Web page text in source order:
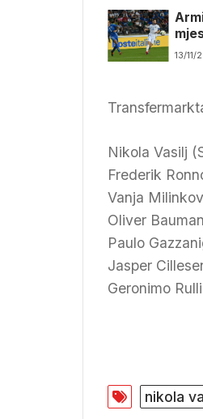
13/11/
Nikola Vasilj
Frederik
Vanja
Oliver
Paulo
Jasper
Geronimo
nikola